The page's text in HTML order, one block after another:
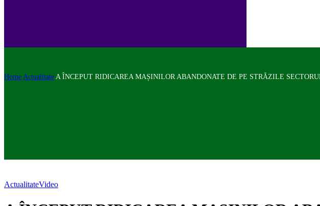
Home Actualitate A ÎNCEPUT RIDICAREA MAȘINILOR ABANDONATE DE PE STRĂZILE
ActualitateVideo